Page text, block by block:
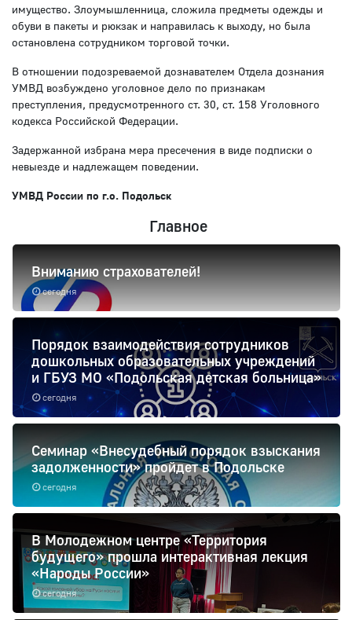
имущество. Злоумышленница, сложила предметы одежды и
обуви в пакеты и рюкзак и направилась к выходу, но была
остановлена сотрудником торговой точки.
В отношении подозреваемой дознавателем Отдела дознания
УМВД возбуждено уголовное дело по признакам
преступления, предусмотренного ст. 30, ст. 158 Уголовного
кодекса Российской Федерации.
Задержанной избрана мера пресечения в виде подписки о
невыезде и надлежащем поведении.
УМВД России по г.о. Подольск
Главное
сегодня
Вниманию страхователей!
сегодня
Порядок взаимодействия сотрудников
дошкольных образовательных учреждений
и ГБУЗ МО «Подольская детская больница»
сегодня
Семинар «Внесудебный порядок взыскания
задолженности» пройдет в Подольске
сегодня
В Молодежном центре «Территория
будущего» прошла интерактивная лекция
«Народы России»